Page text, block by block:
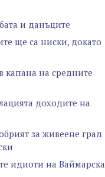
и данъците
ще са ниски, докато
капана на средните
доходите на
за живеене град
идиоти на Ваймарска